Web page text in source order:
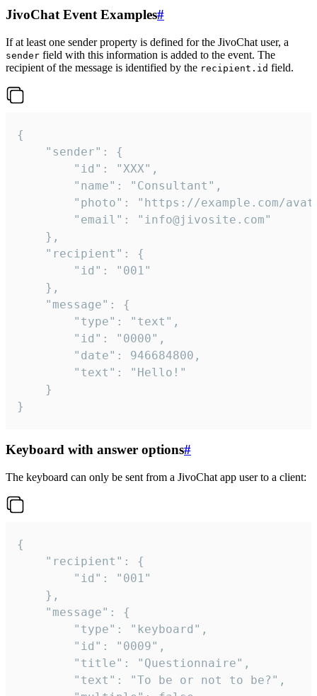
JivoChat Event Examples#
If at least one sender property is defined for the JivoChat user, a
sender field with this information is added to the event. The
recipient of the message is identified by the recipient.id field.
{
}
Keyboard with answer options#
The keyboard can only be sent from a JivoChat app user to a client:
{